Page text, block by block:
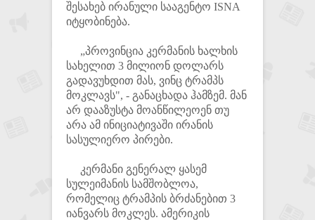
შესახებ ირანული სააგენტო ISNA
იტყობინება.
„პროვინცია კერმანის ხალხის
სახელით 3 მილიონ დოლარს
გადავუხდით მას, ვინც ტრამპს
მოკლავს", - განაცხადა ჰამზემ. მან
არ დააზუსტა მოანწილეოენ თუ
არა ამ ინიციატივაში ირანის
სასულიერო პირები.
კერმანი გენერალ ყასემ
სულეიმანის სამშობლოა,
რომელიც ტრამპის ბრძანებით 3
იანვარს მოკლეს. ამერიკის